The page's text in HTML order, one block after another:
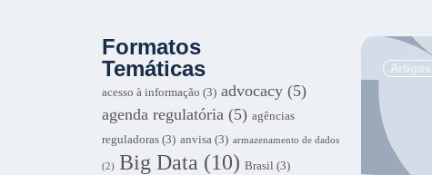
Formatos
Temáticas
acesso à informação (3) advocacy (5)
agenda regulatória (5) agências
reguladoras (3) anvisa (3) armazenamento de dados
(2) Big Data (10) Brasil (3)
Artigos